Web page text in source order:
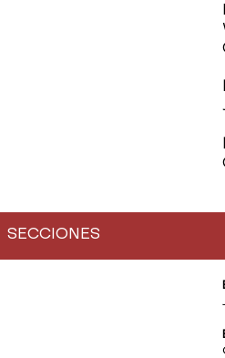
SECCIONES